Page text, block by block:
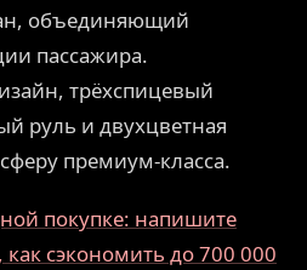
объединяющий
пассажира.
трёхспицевый
руль и двухцветная
премиум-класса.
покупке: напишите
сэкономить до 700 000